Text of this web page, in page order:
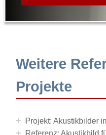
Weitere
Projekte
+ Projekt: Akustikbilder
Referenz: Akustikbild